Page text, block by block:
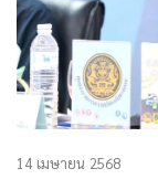
14 เมษายน 2568